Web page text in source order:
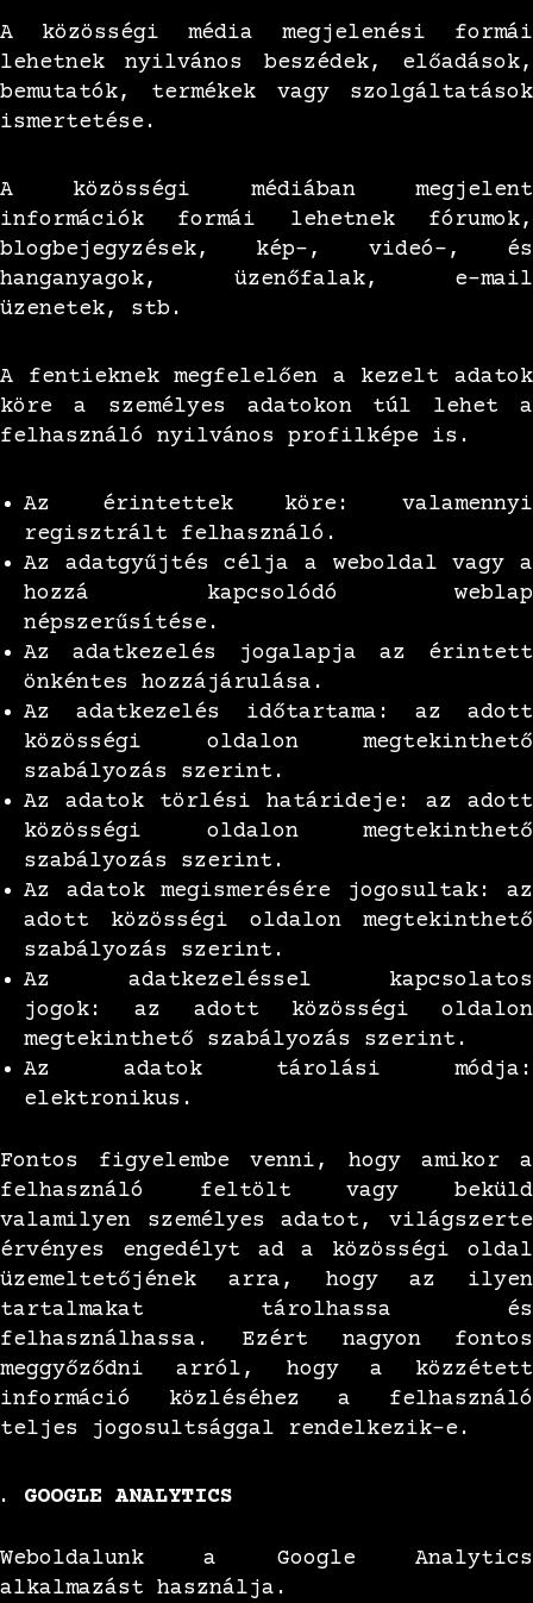
A közösségi média megjelenési formái
lehetnek nyilvános beszédek, előadások,
bemutatók, termékek vagy szolgáltatások
ismertetése.
A közösségi médiában megjelent
információk formái lehetnek fórumok,
blogbejegyzések, kép-, videó-, és
hanganyagok, üzenőfalak, e-mail
üzenetek, stb.
A fentieknek megfelelően a kezelt adatok
köre a személyes adatokon túl lehet a
felhasználó nyilvános profilképe is.
Az érintettek köre: valamennyi
regisztrált felhasználó.
Az adatgyűjtés célja a weboldal vagy a
hozzá kapcsolódó weblap
népszerűsítése.
Az adatkezelés jogalapja az érintett
önkéntes hozzájárulása.
Az adatkezelés időtartama: az adott
közösségi oldalon megtekinthető
szabályozás szerint.
Az adatok törlési határideje: az adott
közösségi oldalon megtekinthető
szabályozás szerint.
Az adatok megismerésére jogosultak: az
adott közösségi oldalon megtekinthető
szabályozás szerint.
Az adatkezeléssel kapcsolatos
jogok: az adott közösségi oldalon
megtekinthető szabályozás szerint.
Az adatok tárolási módja:
elektronikus.
Fontos figyelembe venni, hogy amikor a
felhasználó feltölt vagy beküld
valamilyen személyes adatot, világszerte
érvényes engedélyt ad a közösségi oldal
üzemeltetőjének arra, hogy az ilyen
tartalmakat tárolhassa és
felhasználhassa. Ezért nagyon fontos
meggyőződni arról, hogy a közzétett
információ közléséhez a felhasználó
teljes jogosultsággal rendelkezik-e.
GOOGLE ANALYTICS
Weboldalunk a Google Analytics
alkalmazást használja.